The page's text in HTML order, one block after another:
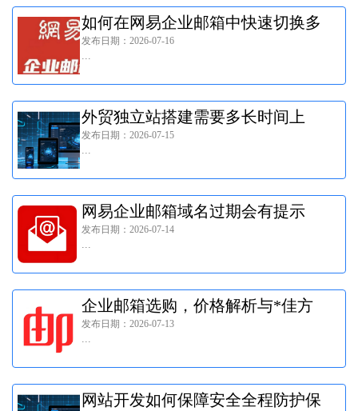
如何在网易企业邮箱中快速切换多
个自己的邮箱账号进行管理?
发布日期：2026-07-16
外贸独立站搭建需要多长时间上
线?
发布日期：2026-07-15
网易企业邮箱域名过期会有提示
吗?
发布日期：2026-07-14
企业邮箱选购，价格解析与*佳方
案有哪些?
发布日期：2026-07-13
网站开发如何保障安全全程防护保